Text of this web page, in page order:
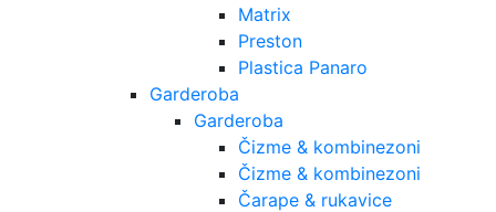
Matrix
Preston
Plastica Panaro
Garderoba
Garderoba
Čizme & kombinezoni
Čizme & kombinezoni
Čarape & rukavice